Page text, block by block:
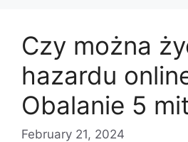
Czy można
hazardu
Obalanie 5
February 21, 2024